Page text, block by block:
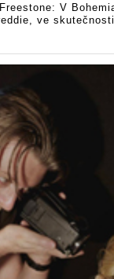
V
ve